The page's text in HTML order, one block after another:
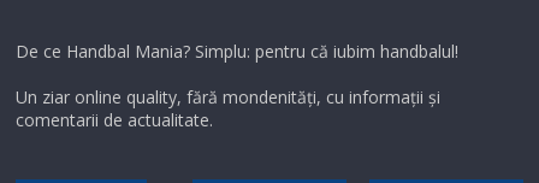
De ce Handbal Mania? Simplu: pentru că iubim handbalul!
Un ziar online quality, fără mondenități, cu informații și
comentarii de actualitate.